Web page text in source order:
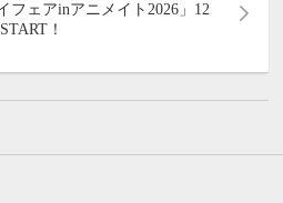
フェアinアニメイト2026」12
！